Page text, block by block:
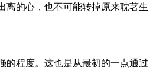
离的心，也不可能转掉原来耽著生
程度。这也是从最初的一点通过